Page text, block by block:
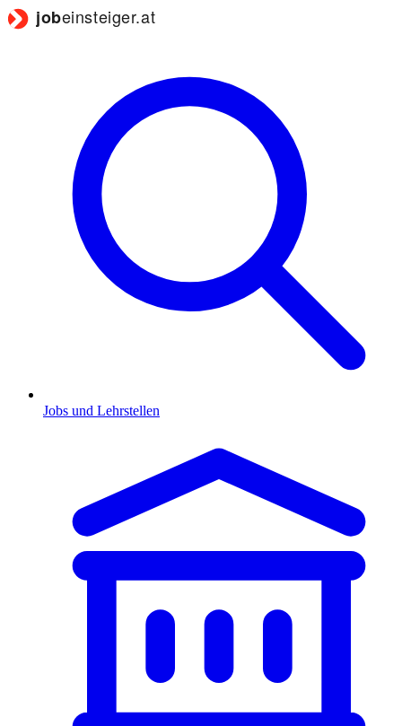
Jobs und Lehrstellen